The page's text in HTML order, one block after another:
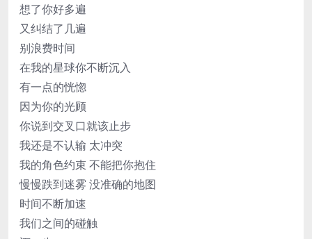
想了你好多遍
又纠结了几遍
别浪费时间
在我的星球你不断沉入
有一点的恍惚
因为你的光顾
你说到交叉口就该止步
我还是不认输 太冲突
我的角色约束 不能把你抱住
慢慢跌到迷雾 没准确的地图
时间不断加速
我们之间的碰触